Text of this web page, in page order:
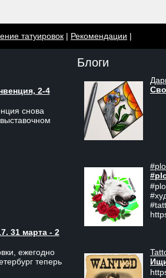
татуировок | Рекомендации |
2-4
снова
31 марта - 2
ежегодно
теперь
Блоги